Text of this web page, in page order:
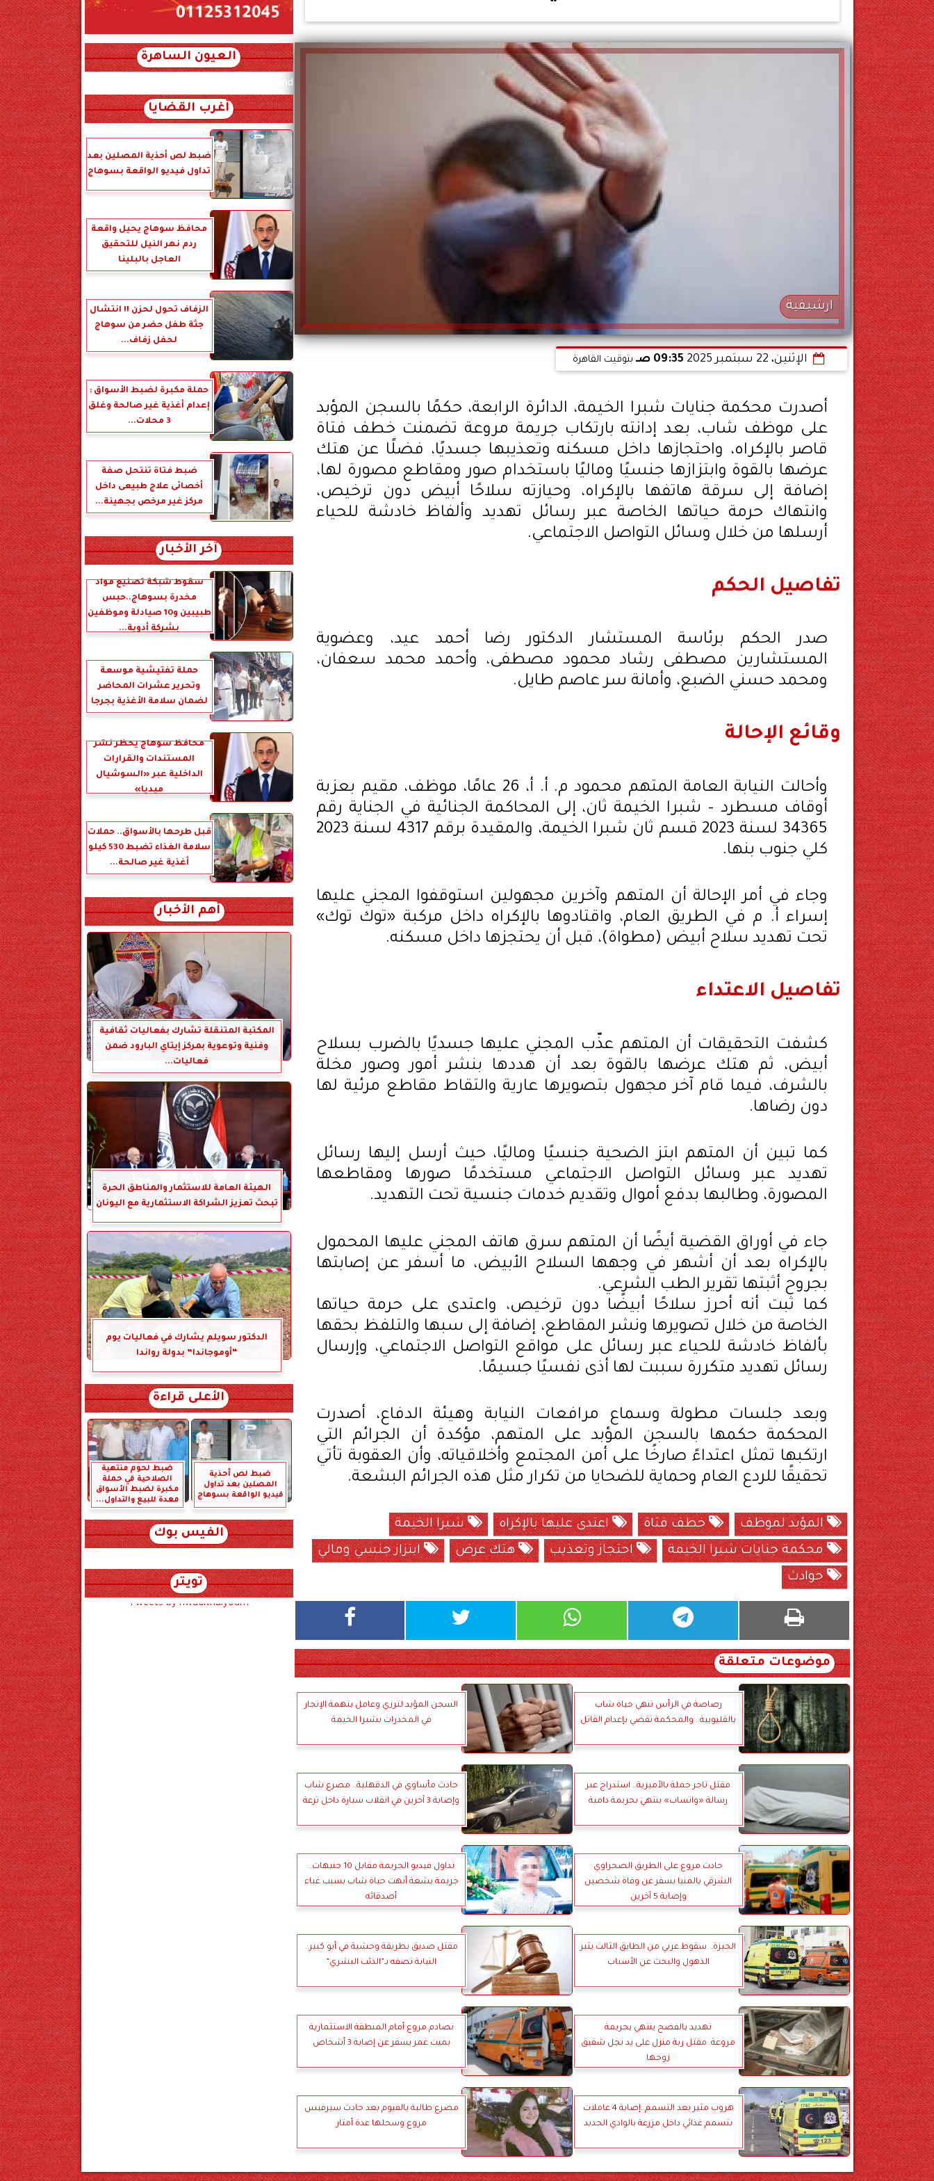
ارشيفية
الإثنين، 22 سبتمبر 2025 09:35 صـ بتوقيت القاهرة
أصدرت محكمة جنايات شبرا الخيمة، الدائرة الرابعة، حكمًا بالسجن المؤبد
على موظف شاب، بعد إدانته بارتكاب جريمة مروعة تضمنت خطف فتاة
قاصر بالإكراه، واحتجازها داخل مسكنه وتعذيبها جسديًا، فضلًا عن هتك
عرضها بالقوة وابتزازها جنسيًا وماليًا باستخدام صور ومقاطع مصورة لها،
إضافة إلى سرقة هاتفها بالإكراه، وحيازته سلاحًا أبيض دون ترخيص،
وانتهاك حرمة حياتها الخاصة عبر رسائل تهديد وألفاظ خادشة للحياء
أرسلها من خلال وسائل التواصل الاجتماعي.
تفاصيل الحكم
صدر الحكم برئاسة المستشار الدكتور رضا أحمد عيد، وعضوية
المستشارين مصطفى رشاد محمود مصطفى، وأحمد محمد سعفان،
ومحمد حسني الضبع، وأمانة سر عاصم طايل.
وقائع الإحالة
وأحالت النيابة العامة المتهم محمود م. أ. أ، 26 عامًا، موظف، مقيم بعزبة
أوقاف مسطرد – شبرا الخيمة ثان، إلى المحاكمة الجنائية في الجناية رقم
34365 لسنة 2023 قسم ثان شبرا الخيمة، والمقيدة برقم 4317 لسنة 2023
كلي جنوب بنها.
وجاء في أمر الإحالة أن المتهم وآخرين مجهولين استوقفوا المجني عليها
إسراء أ. م في الطريق العام، واقتادوها بالإكراه داخل مركبة «توك توك»
تحت تهديد سلاح أبيض (مطواة)، قبل أن يحتجزها داخل مسكنه.
تفاصيل الاعتداء
كشفت التحقيقات أن المتهم عذّب المجني عليها جسديًا بالضرب بسلاح
أبيض، ثم هتك عرضها بالقوة بعد أن هددها بنشر أمور وصور مخلة
بالشرف، فيما قام آخر مجهول بتصويرها عارية والتقاط مقاطع مرئية لها
دون رضاها.
كما تبين أن المتهم ابتز الضحية جنسيًا وماليًا، حيث أرسل إليها رسائل
تهديد عبر وسائل التواصل الاجتماعي مستخدمًا صورها ومقاطعها
المصورة، وطالبها بدفع أموال وتقديم خدمات جنسية تحت التهديد.
جاء في أوراق القضية أيضًا أن المتهم سرق هاتف المجني عليها المحمول
بالإكراه بعد أن أشهر في وجهها السلاح الأبيض، ما أسفر عن إصابتها
بجروح أثبتها تقرير الطب الشرعي.
كما ثبت أنه أحرز سلاحًا أبيضًا دون ترخيص، واعتدى على حرمة حياتها
الخاصة من خلال تصويرها ونشر المقاطع، إضافة إلى سبها والتلفظ بحقها
بألفاظ خادشة للحياء عبر رسائل على مواقع التواصل الاجتماعي، وإرسال
رسائل تهديد متكررة سببت لها أذى نفسيًا جسيمًا.
وبعد جلسات مطولة وسماع مرافعات النيابة وهيئة الدفاع، أصدرت
المحكمة حكمها بالسجن المؤبد على المتهم، مؤكدة أن الجرائم التي
ارتكبها تمثل اعتداءً صارخًا على أمن المجتمع وأخلاقياته، وأن العقوبة تأتي
تحقيقًا للردع العام وحماية للضحايا من تكرار مثل هذه الجرائم البشعة.
المؤبد لموظف خطف فتاة اعتدى عليها بالإكراه
شبرا الخيمة
محكمة جنايات شبرا الخيمة
احتجاز وتعذيب هتك عرض
ابتزاز جنسي ومالي
حوادث
موضوعات متعلقة
رصاصة في الرأس تنهي حياة شاب
بالقليوبية.. والمحكمة تقضي بإعدام القاتل
السجن المؤبد لترزي وعامل بتهمة الإتجار
في المخدرات بشبرا الخيمة
مقتل تاجر جملة بالأميرية.. استدراج عبر
رسالة «واتساب» ينتهي بجريمة دامية
حادث مأساوي في الدقهلية.. مصرع شاب
وإصابة 3 آخرين في انقلاب سيارة داخل ترعة
حادث مروع على الطريق الصحراوي
الشرقي بالمنيا يسفر عن وفاة شخصين
وإصابة 5 آخرين
تداول فيديو الجريمة مقابل 10 جنيهات..
جريمة بشعة أنهت حياة شاب بسبب غباء
أصدقائه
الجيزة.. سقوط عربي من الطابق الثالث يثير
الذهول والبحث عن الأسباب
مقتل صديق بطريقة وحشية في أبو كبير..
النيابة تصفه بـ”الذئب البشري”
تهديد بالفضح ينتهي بجريمة
مروعة..مقتل ربة منزل على يد نجل شقيق
زوجها
تصادم مروع أمام المنطقة الاستثمارية
بميت غمر يسفر عن إصابة 3 أشخاص
هروب مثير بعد التسمم..إصابة 4 عاملات
بتسمم غذائي داخل مزرعة بالوادي الجديد
مصرع طالبة بالفيوم بعد حادث سيرفيس
مروع وسحلها عدة أمتار
العيون الساهرة
xml_json/rss/~12.xml x0n not found
أغرب القضايا
ضبط لص أحذية المصلين بعد
تداول فيديو الواقعة بسوهاج
محافظ سوهاج يحيل واقعة
ردم نهر النيل للتحقيق
العاجل بالبلينا
الزفاف تحول لحزن !! انتشال
جثة طفل حضر من سوهاج
لحفل زفاف...
حملة مكبرة لضبط الأسواق :
إعدام أغذية غير صالحة وغلق
3 محلات...
ضبط فتاة تنتحل صفة
أخصائى علاج طبيعى داخل
مركز غير مرخص بجهينة...
آخر الأخبار
سقوط شبكة تصنيع مواد
مخدرة بسوهاج..حبس
طبيبين و10 صيادلة وموظفين
بشركة أدوية...
حملة تفتيشية موسعة
وتحرير عشرات المحاضر
لضمان سلامة الأغذية بجرجا
محافظ سوهاج يحظر نشر
المستندات والقرارات
الداخلية عبر «السوشيال
ميديا»
قبل طرحها بالأسواق.. حملات
سلامة الغذاء تضبط 530 كيلو
أغذية غير صالحة...
أهم الأخبار
المكتبة المتنقلة تشارك بفعاليات ثقافية
وفنية وتوعوية بمركز إيتاي البارود ضمن
فعاليات...
الهيئة العامة للاستثمار والمناطق الحرة
تبحث تعزيز الشراكة الاستثمارية مع اليونان
الدكتور سويلم يشارك في فعاليات يوم
“أوموجاندا” بدولة رواندا
الأعلى قراءة
ضبط لص أحذية
المصلين بعد تداول
فيديو الواقعة بسوهاج
ضبط لحوم منتهية
الصلاحية في حملة
مكبرة لضبط الأسواق
معدة للبيع والتداول...
الفيس بوك
تويتر
Tweets by hwadithalyoum